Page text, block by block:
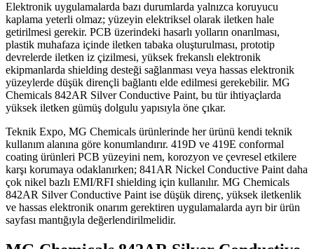
Elektronik uygulamalarda bazı durumlarda yalnızca koruyucu
kaplama yeterli olmaz; yüzeyin elektriksel olarak iletken hale
getirilmesi gerekir. PCB üzerindeki hasarlı yolların onarılması,
plastik muhafaza içinde iletken tabaka oluşturulması, prototip
devrelerde iletken iz çizilmesi, yüksek frekanslı elektronik
ekipmanlarda shielding desteği sağlanması veya hassas elektronik
yüzeylerde düşük dirençli bağlantı elde edilmesi gerekebilir. MG
Chemicals 842AR Silver Conductive Paint, bu tür ihtiyaçlarda
yüksek iletken gümüş dolgulu yapısıyla öne çıkar.
Teknik Expo, MG Chemicals ürünlerinde her ürünü kendi teknik
kullanım alanına göre konumlandırır. 419D ve 419E conformal
coating ürünleri PCB yüzeyini nem, korozyon ve çevresel etkilere
karşı korumaya odaklanırken; 841AR Nickel Conductive Paint daha
çok nikel bazlı EMI/RFI shielding için kullanılır. MG Chemicals
842AR Silver Conductive Paint ise düşük direnç, yüksek iletkenlik
ve hassas elektronik onarım gerektiren uygulamalarda ayrı bir ürün
sayfası mantığıyla değerlendirilmelidir.